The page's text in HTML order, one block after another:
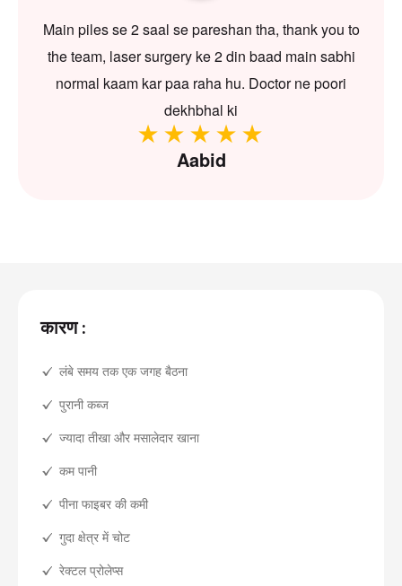
Main piles se 2 saal se pareshan tha, thank you to
the team, laser surgery ke 2 din baad main sabhi
normal kaam kar paa raha hu. Doctor ne poori
dekhbhal ki
Aabid
कारण :
लंबे समय तक एक जगह बैठना
पुरानी कब्ज
ज्यादा तीखा और मसालेदार खाना
कम पानी
पीना फाइबर की कमी
गुदा क्षेत्र में चोट
रेक्टल प्रोलेप्स